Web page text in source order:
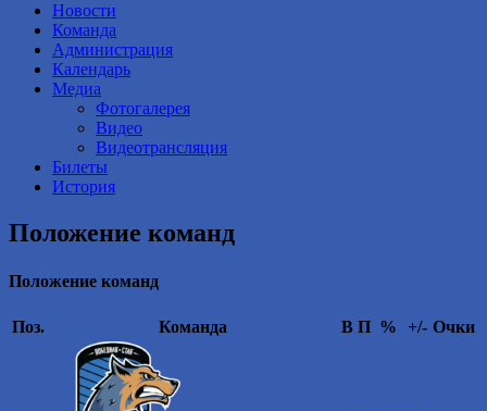
Новости
Команда
Администрация
Календарь
Медиа
Фотогалерея
Видео
Видеотрансляция
Билеты
История
Положение команд
Положение команд
Поз. Команда В П % +/- Очки